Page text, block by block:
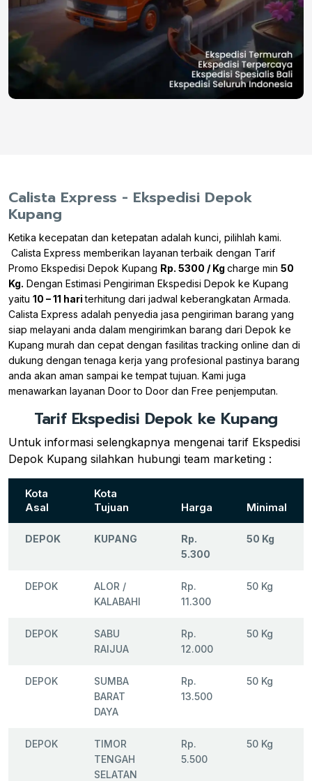
Calista Express - Ekspedisi Depok
Kupang
Ketika kecepatan dan ketepatan adalah kunci, pilihlah kami.
Calista Express memberikan layanan terbaik dengan Tarif
Promo Ekspedisi Depok Kupang Rp. 5300 / Kg charge min 50
Kg. Dengan Estimasi Pengiriman Ekspedisi Depok ke Kupang
yaitu 10 – 11 hariterhitung dari jadwal keberangkatan Armada.
Calista Express adalah penyedia jasa pengiriman barang yang
siap melayani anda dalam mengirimkan barang dari Depok ke
Kupang murah dan cepat dengan fasilitas tracking online dan di
dukung dengan tenaga kerja yang profesional pastinya barang
anda akan aman sampai ke tempat tujuan. Kami juga
menawarkan layanan Door to Door dan Free penjemputan.
Tarif Ekspedisi Depok ke Kupang
Untuk informasi selengkapnya mengenai tarif Ekspedisi
Depok Kupang silahkan hubungi team marketing :
Kota
Asal
Kota
Tujuan
Harga Minimal
DEPOK KUPANG
Rp.
5.300
50 Kg
DEPOK
ALOR /
KALABAHI
Rp.
11.300
50 Kg
DEPOK
SABU
RAIJUA
Rp.
12.000
50 Kg
DEPOK
SUMBA
BARAT
DAYA
Rp.
13.500
50 Kg
DEPOK
TIMOR
TENGAH
SELATAN
Rp.
5.500
50 Kg